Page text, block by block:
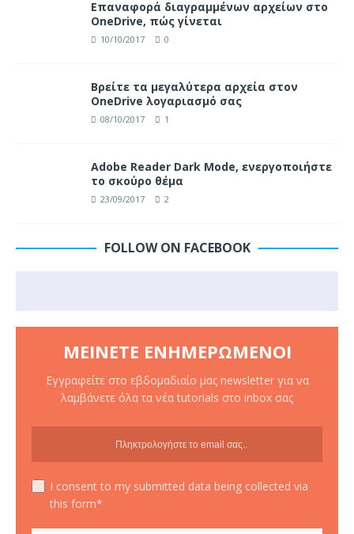
Επαναφορά διαγραμμένων αρχείων στο
OneDrive, πώς γίνεται
10/10/2017 0
Βρείτε τα μεγαλύτερα αρχεία στον
OneDrive λογαριασμό σας
08/10/2017 1
Adobe Reader Dark Mode, ενεργοποιήστε
το σκούρο θέμα
23/09/2017 2
FOLLOW ON FACEBOOK
ΜΕΊΝΕΤΕ ΕΝΗΜΕΡΩΜΈΝΟΙ
Εγγραφείτε στο εβδομαδιαίο μας newsletter για να
λαμβάνετε όλα τα νέα tutorials στο inbox σας
I consent to my submitted data being collected via
this form*